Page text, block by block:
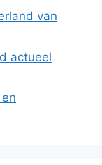
van
actueel